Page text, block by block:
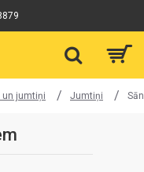
un jumtiņi Jumtiņi